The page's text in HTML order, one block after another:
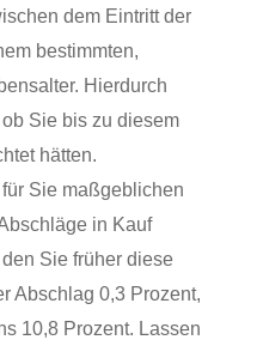
dem Eintritt der
bestimmten,
Hierdurch
Sie bis zu diesem
hätten.
Sie maßgeblichen
in Kauf
Sie früher diese
Abschlag 0,3 Prozent,
10,8 Prozent. Lassen